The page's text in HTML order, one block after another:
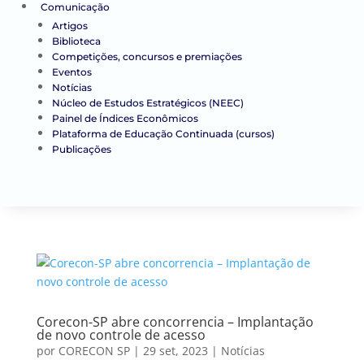
Comunicação
Artigos
Biblioteca
Competições, concursos e premiações
Eventos
Notícias
Núcleo de Estudos Estratégicos (NEEC)
Painel de Índices Econômicos
Plataforma de Educação Continuada (cursos)
Publicações
Corecon-SP abre concorrencia – Implantação
de novo controle de acesso
por CORECON SP| 29 set, 2023 | Notícias